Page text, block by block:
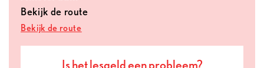
Bekijk de route
Bekijk de route
Is het lesgeld een probleem?